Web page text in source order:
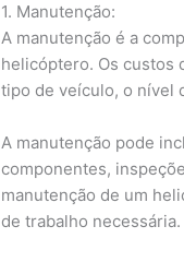
1. Manutenção:
A manutenção é a
helicóptero. Os custos
tipo de veículo, o nível
A manutenção pode
componentes,
manutenção de um
de trabalho necessária.